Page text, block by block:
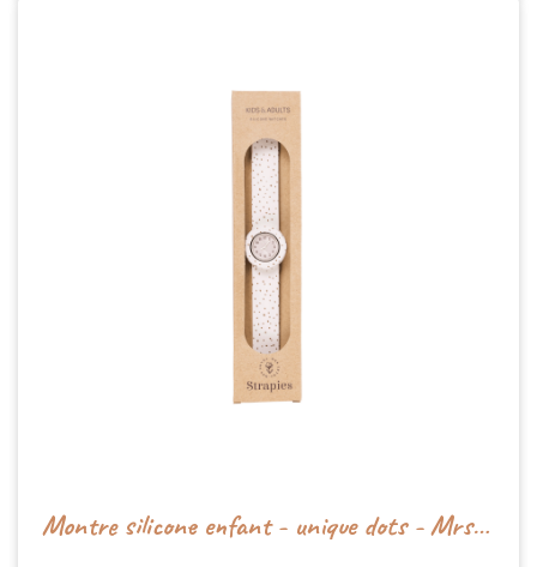
Montre silicone enfant - unique dots - Mrs Ertha